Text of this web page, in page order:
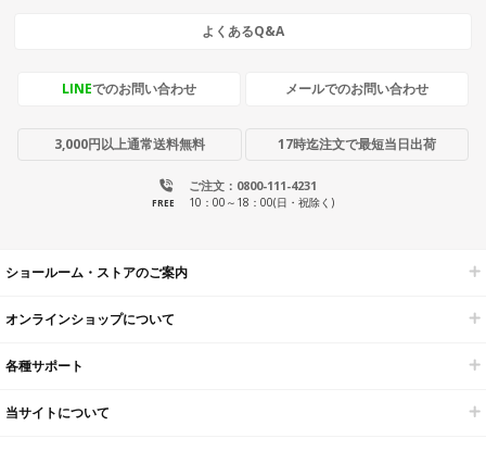
よくあるQ&A
LINEでのお問い合わせ メールでのお問い合わせ
3,000円以上通常送料無料 17時迄注文で最短当日出荷
ご注文：0800-111-4231
FREE 10：00～18：00(日・祝除く)
ショールーム・ストアのご案内
オンラインショップについて
各種サポート
当サイトについて